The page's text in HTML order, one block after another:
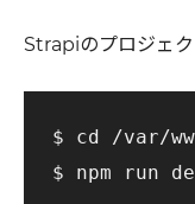
Strapiのプロジェク
$ cd /var/